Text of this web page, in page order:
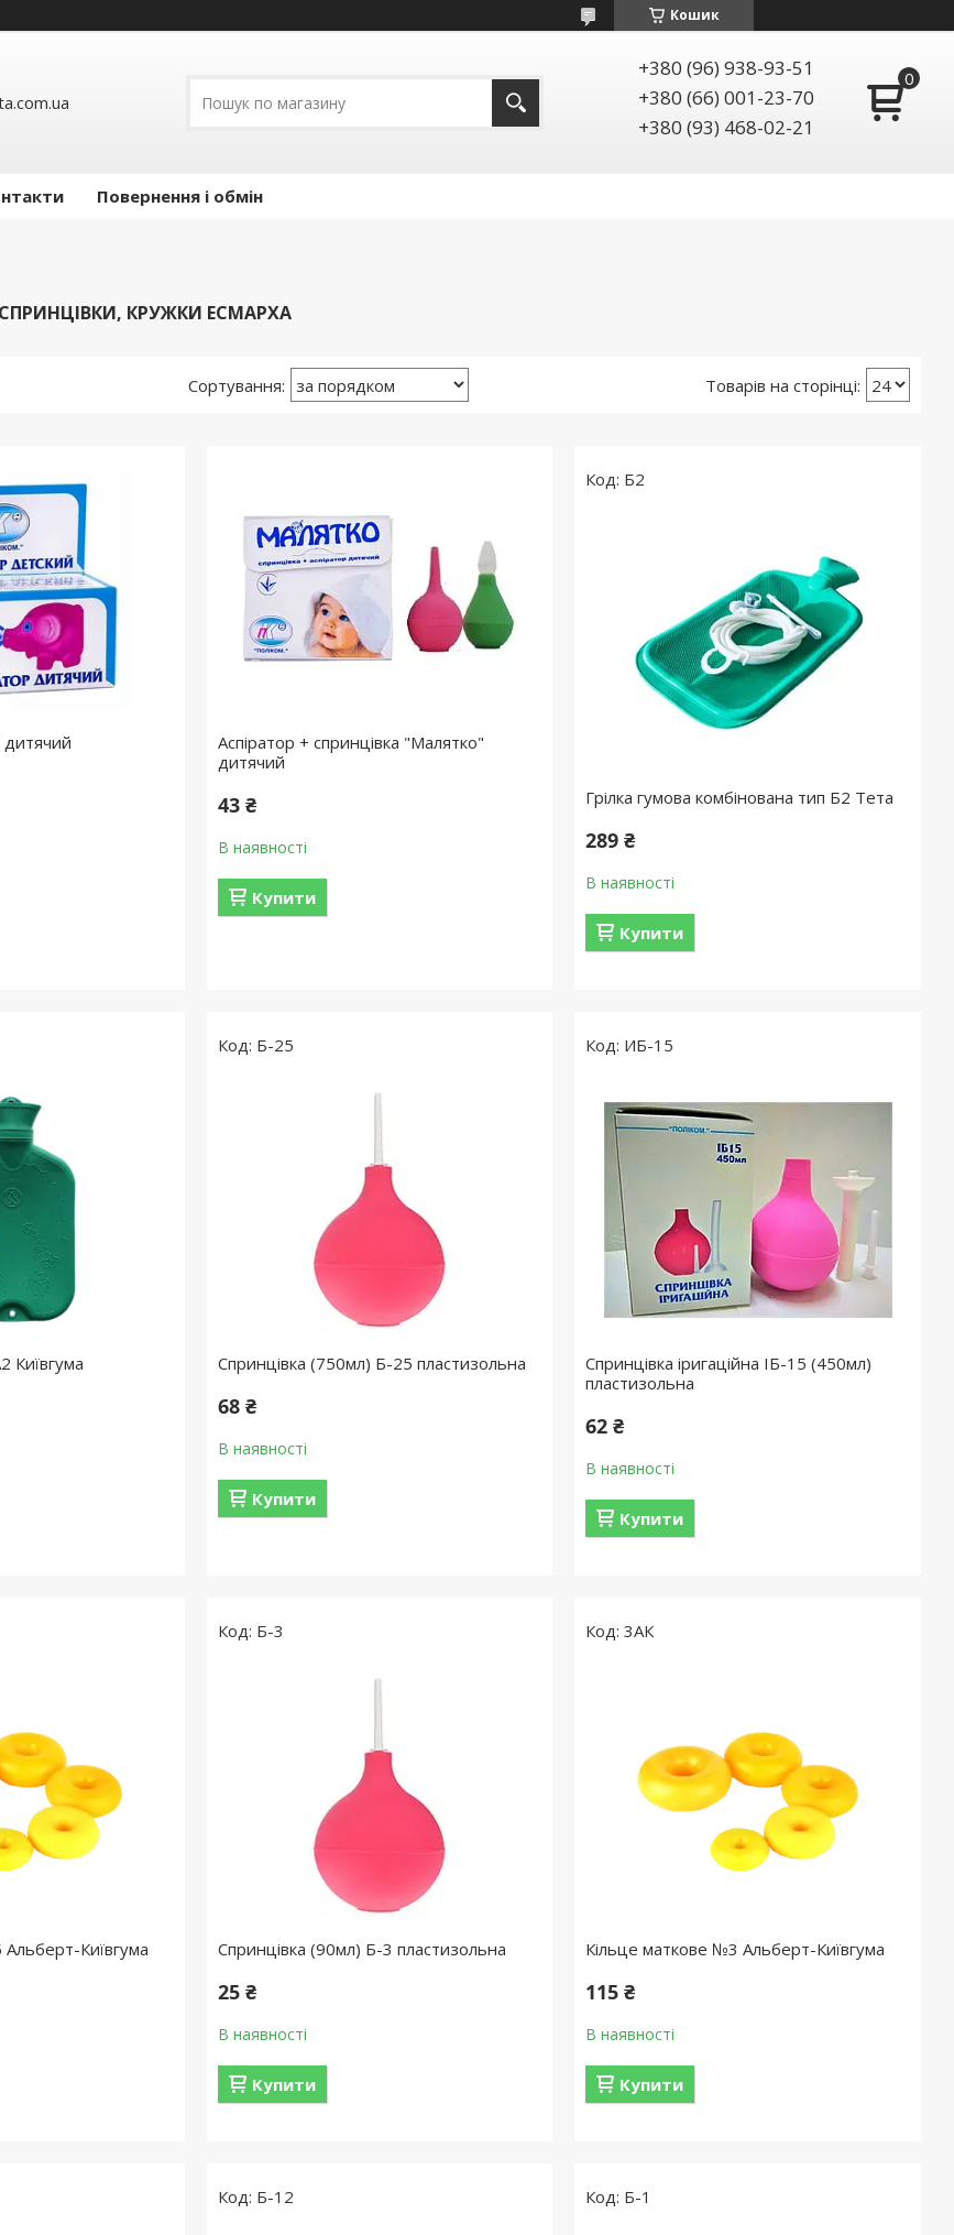
Кошик
+380 (96) 938-93-51
+380 (66) 001-23-70
+380 (93) 468-02-21
Повернення і обмін
КРУЖКИ ЕСМАРХА
дитячий
Аспіратор + спринцівка "Малятко"
дитячий
43 ₴
В наявності
Купити
Б2
Грілка гумова комбінована тип Б2 Тета
289 ₴
В наявності
Купити
Київгума
Б-25
Спринцівка (750мл) Б-25 пластизольна
68 ₴
В наявності
Купити
ИБ-15
Спринцівка іригаційна ІБ-15 (450мл)
пластизольна
62 ₴
В наявності
Купити
Київгума
Б-3
Спринцівка (90мл) Б-3 пластизольна
25 ₴
В наявності
Купити
3АК
Кільце маткове №3 Альберт-Київгума
115 ₴
В наявності
Купити
Б-12 Б-1